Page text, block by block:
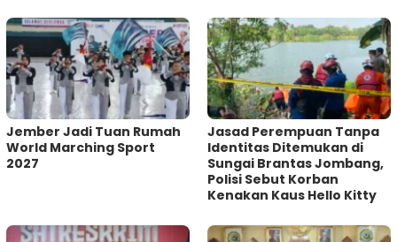
Jember Jadi Tuan Rumah
World Marching Sport
2027
Jasad Perempuan Tanpa
Identitas Ditemukan di
Sungai Brantas Jombang,
Polisi Sebut Korban
Kenakan Kaus Hello Kitty